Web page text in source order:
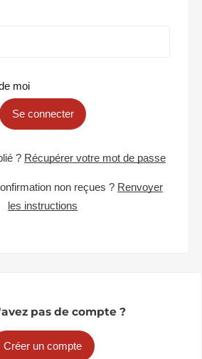
moi
Se connecter
? Récupérer votre mot de passe
non reçues ? Renvoyer
les instructions
pas de compte ?
Créer un compte